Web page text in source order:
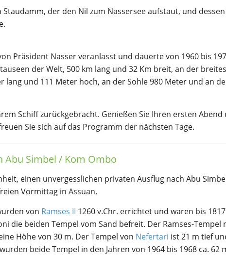
der den Nil zum Nassersee aufstaut, und dessen
Präsident Nasser veranlasst und dauerte von 1960 bis
der Welt, 500 km lang und 32 Km breit, an der
lang und 111 Meter hoch, an der Sohle 980 Meter und an
Schiff zurückgebracht. Genießen Sie Ihren ersten
Sie sich auf das Programm der nächsten Tage.
Abu Simbel / Kom Ombo
einen unvergesslichen privaten Ausflug nach Abu
Vormittag in Assuan.
von Ramses II 1260 v.Chr. errichtet und waren bis
die beiden Tempel vom Sand befreit. Der Ramses-Tempel
Höhe von 30 m. Der Tempel von Nefertari ist 21 m tief
beide Tempel in den Jahren von 1964 bis 1968 ca. 62